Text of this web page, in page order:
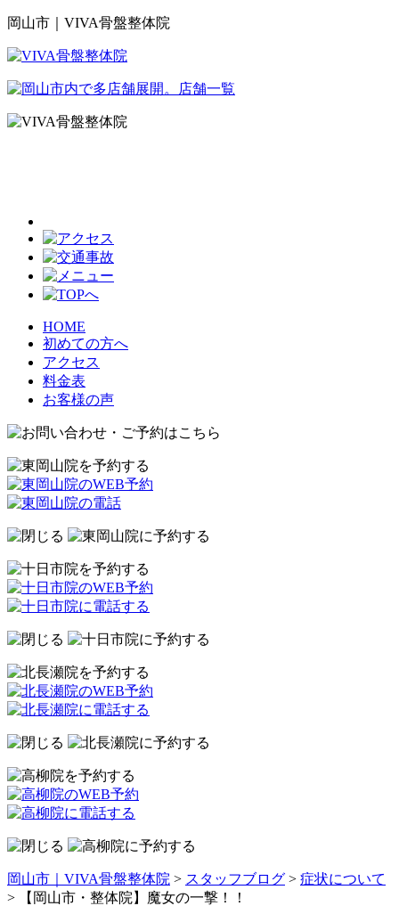
岡山市｜VIVA骨盤整体院
HOME
初めての方へ
アクセス
料金表
お客様の声
岡山市｜VIVA骨盤整体院 > スタッフブログ > 症状について
>
【岡山市・整体院】魔女の一撃！！